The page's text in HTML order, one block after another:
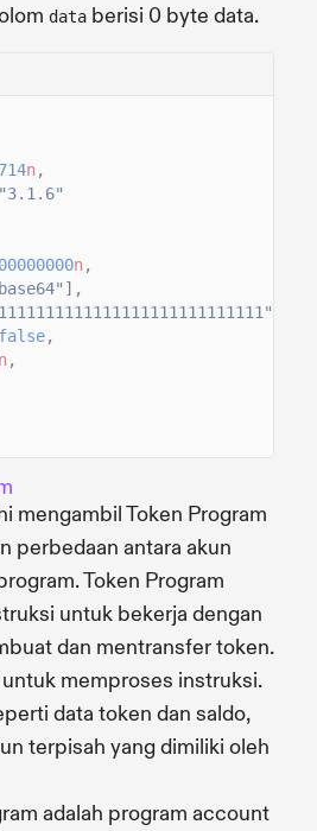
data berisi 0 byte data.
n,
"3.1.6"
n,
],
false,
n,
mengambil Token Program
perbedaan antara akun
Token Program
untuk bekerja dengan
dan mentransfer token.
memproses instruksi.
data token dan saldo,
terpisah yang dimiliki oleh
adalah program account